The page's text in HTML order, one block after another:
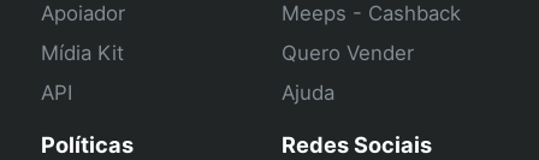
Apoiador
Mídia Kit
API
Meeps - Cashback
Quero Vender
Ajuda
Políticas Redes Sociais